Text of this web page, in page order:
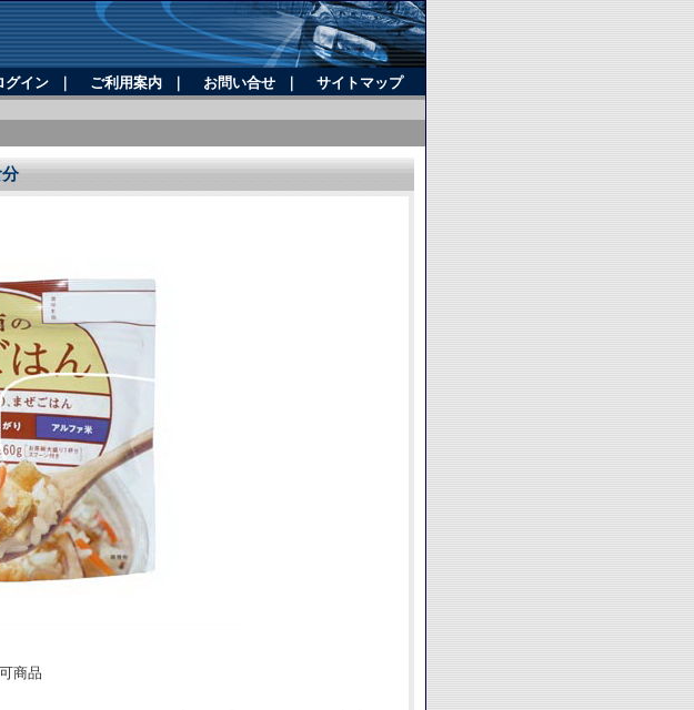
グイン ご利用案内 お問い合せ サイトマップ
商品